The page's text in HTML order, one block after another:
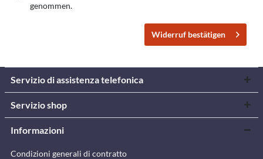
genommen.
Widerruf bestätigen
Servizio di assistenza telefonica
Servizio shop
Informazioni
Condizioni generali di contratto